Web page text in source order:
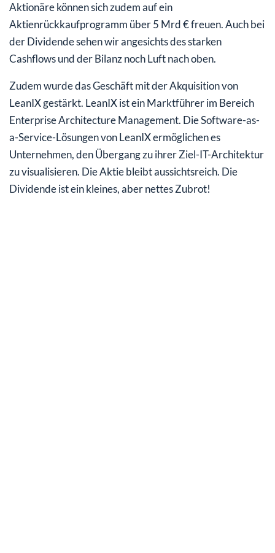
Aktionäre können sich zudem auf ein
Aktienrückkaufprogramm über 5 Mrd € freuen. Auch bei
der Dividende sehen wir angesichts des starken
Cashflows und der Bilanz noch Luft nach oben.
Zudem wurde das Geschäft mit der Akquisition von
LeanIX gestärkt. LeanIX ist ein Marktführer im Bereich
Enterprise Architecture Management. Die Software-as-
a-Service-Lösungen von LeanIX ermöglichen es
Unternehmen, den Übergang zu ihrer Ziel-IT-Architektur
zu visualisieren. Die Aktie bleibt aussichtsreich. Die
Dividende ist ein kleines, aber nettes Zubrot!